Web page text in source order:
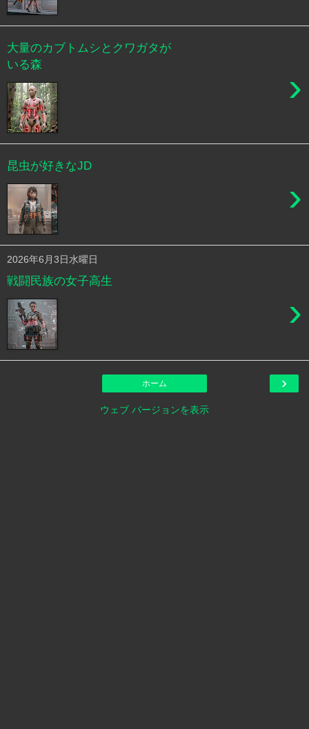
大量のカブトムシとクワガタが
いる森
›
昆虫が好きなJD
›
2026年6月3日水曜日
戦闘民族の女子高生
›
›
ホーム
ウェブ バージョンを表示